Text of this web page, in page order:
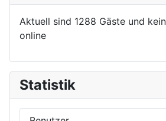
Aktuell sind 1288 Gäste und
online
Statistik